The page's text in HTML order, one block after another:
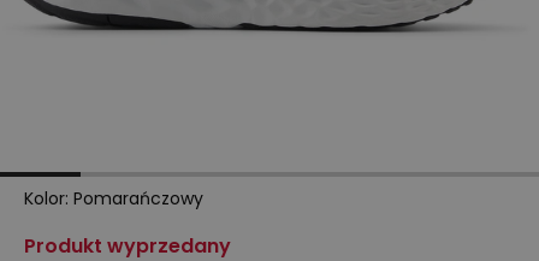
Kolor: Pomarańczowy
Produkt wyprzedany